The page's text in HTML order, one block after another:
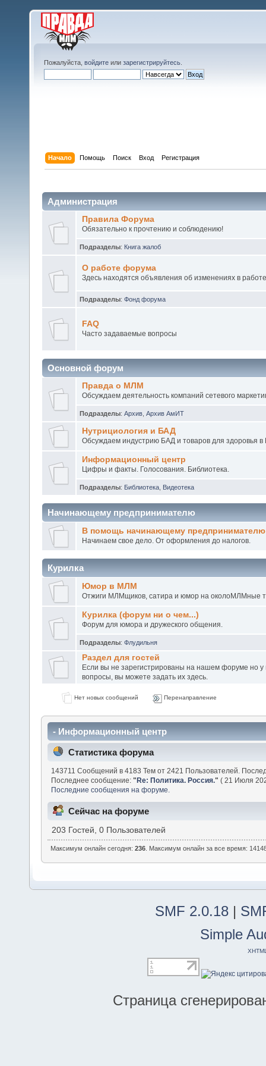
Пожалуйста, войдите или зарегистрируйтесь
Начало Помощь Поиск Вход Регистрация
Администрация
Правила Форума
Обязательно к прочтению и соблюдению!
Подразделы: Книга жалоб
О работе форума
Здесь находятся объявления об изменениях в
Подразделы: Фонд форума
FAQ
Часто задаваемые вопросы
Основной форум
Правда о МЛМ
Обсуждаем деятельность компаний сетевого
Подразделы: Архив Архив АмИТ
Нутрициология и БАД
Обсуждаем индустрию БАД и товаров для здоровья
Информационный центр
Цифры и факты. Голосования. Библиотека.
Подразделы: Библиотека Видеотека
Начинающему предпринимателю
В помощь начинающему предпринимателю
Начинаем свое дело. От оформления до налогов.
Курилка
Юмор в МЛМ
Отжиги МЛМщиков, сатира и юмор на околоМЛМные
Курилка (форум ни о чем...)
Форум для юмора и дружеского общения.
Подразделы: Флудильня
Раздел для гостей
Если вы не зарегистрированы на нашем форуме но у
вопросы, вы можете задать их здесь.
Нет новых сообщений Перенаправление
- Информационный центр
Статистика форума
143711 Сообщений в 4183 Тем от 2421 Пользователей.
Последнее сообщение:"Re: Политика. Россия." ( 21 Июля
Последние сообщения на форуме.
Сейчас на форуме
203 Гостей, 0 Пользователей
Максимум онлайн сегодня:236 . Максимум онлайн за все время:
SMF 2.0.18 |
Simple
Страница